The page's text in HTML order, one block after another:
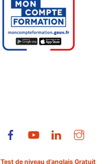
Test de niveau d’anglais Gratuit